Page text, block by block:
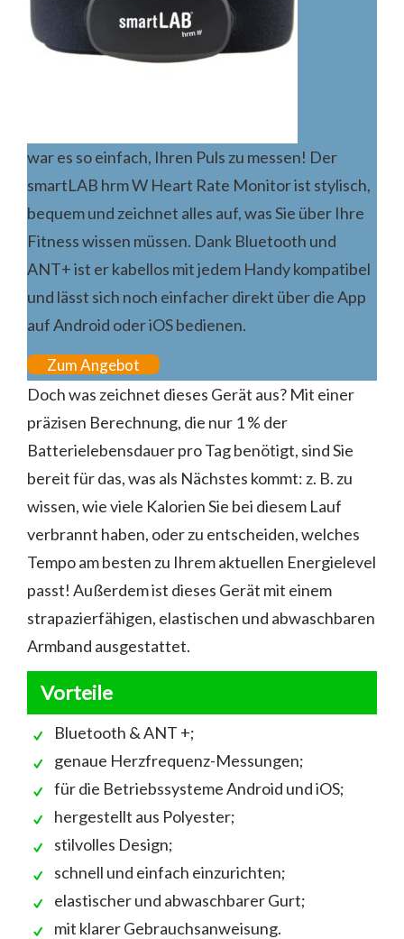
war es so einfach, Ihren Puls zu messen! Der
smartLAB hrm W Heart Rate Monitor ist stylisch,
bequem und zeichnet alles auf, was Sie über Ihre
Fitness wissen müssen. Dank Bluetooth und
ANT+ ist er kabellos mit jedem Handy kompatibel
und lässt sich noch einfacher direkt über die App
auf Android oder iOS bedienen.
Zum Angebot
Doch was zeichnet dieses Gerät aus? Mit einer
präzisen Berechnung, die nur 1 % der
Batterielebensdauer pro Tag benötigt, sind Sie
bereit für das, was als Nächstes kommt: z. B. zu
wissen, wie viele Kalorien Sie bei diesem Lauf
verbrannt haben, oder zu entscheiden, welches
Tempo am besten zu Ihrem aktuellen Energielevel
passt! Außerdem ist dieses Gerät mit einem
strapazierfähigen, elastischen und abwaschbaren
Armband ausgestattet.
Vorteile
Bluetooth & ANT +;
genaue Herzfrequenz-Messungen;
für die Betriebssysteme Android und iOS;
hergestellt aus Polyester;
stilvolles Design;
schnell und einfach einzurichten;
elastischer und abwaschbarer Gurt;
mit klarer Gebrauchsanweisung.